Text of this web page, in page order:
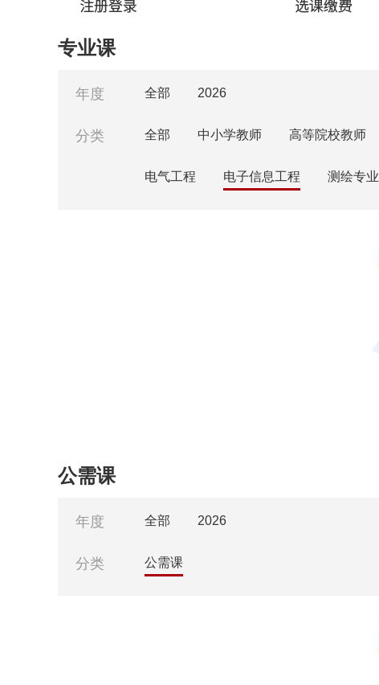
专业课
年度 全部 2026
分类 全部 中小学教师 高等院校教师
电气工程 电子信息工程 测绘专业
公需课
年度 全部 2026
分类 公需课